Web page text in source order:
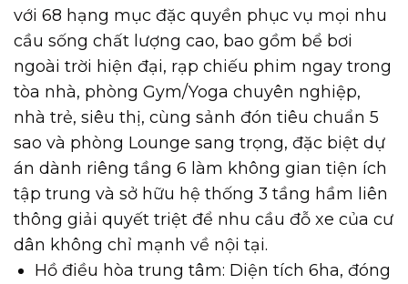
với 68 hạng mục đặc quyền phục vụ mọi nhu
cầu sống chất lượng cao, bao gồm bể bơi
ngoài trời hiện đại, rạp chiếu phim ngay trong
tòa nhà, phòng Gym/Yoga chuyên nghiệp,
nhà trẻ, siêu thị, cùng sảnh đón tiêu chuẩn 5
sao và phòng Lounge sang trọng, đặc biệt dự
án dành riêng tầng 6 làm không gian tiện ích
tập trung và sở hữu hệ thống 3 tầng hầm liên
thông giải quyết triệt để nhu cầu đỗ xe của cư
dân không chỉ mạnh về nội tại.
Hồ điều hòa trung tâm: Diện tích 6ha, đóng